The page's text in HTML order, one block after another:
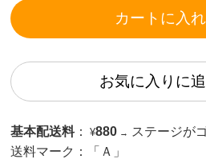
カートに入
お気に入りに
基本配送料 ： ¥880 → ステージが
送料マーク：
「Ａ」